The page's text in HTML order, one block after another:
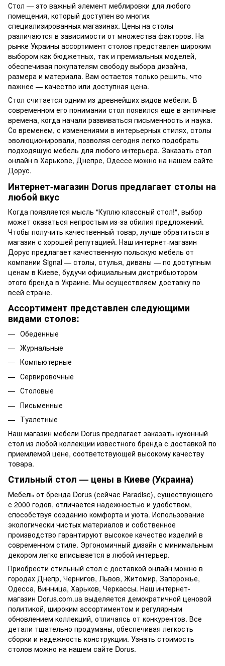
Стол — это важный элемент меблировки для любого
помещения, который доступен во многих
специализированных магазинах. Цены на столы
различаются в зависимости от множества факторов. На
рынке Украины ассортимент столов представлен широким
выбором как бюджетных, так и премиальных моделей,
обеспечивая покупателям свободу выбора дизайна,
размера и материала. Вам остается только решить, что
важнее — качество или доступная цена.
Стол считается одним из древнейших видов мебели. В
современном его понимании стол появился еще в античные
времена, когда начали развиваться письменность и наука.
Со временем, с изменениями в интерьерных стилях, столы
эволюционировали, позволяя сегодня легко подобрать
подходящую мебель для любого интерьера. Заказать стол
онлайн в Харькове, Днепре, Одессе можно на нашем сайте
Дорус.
Интернет-магазин Dorus предлагает столы на
любой вкус
Когда появляется мысль "Куплю классный стол!", выбор
может оказаться непростым из-за обилия предложений.
Чтобы получить качественный товар, лучше обратиться в
магазин с хорошей репутацией. Наш интернет-магазин
Дорус предлагает качественную польскую мебель от
компании Signal — столы, стулья, диваны — по доступным
ценам в Киеве, будучи официальным дистрибьютором
этого бренда в Украине. Мы осуществляем доставку по
всей стране.
Ассортимент представлен следующими
видами столов:
Обеденные
Журнальные
Компьютерные
Сервировочные
Столовые
Письменные
Туалетные
Наш магазин мебели Dorus предлагает заказать кухонный
стол из любой коллекции известного бренда с доставкой по
приемлемой цене, соответствующей высокому качеству
товара.
Стильный стол — цены в Киеве (Украина)
Мебель от бренда Dorus (сейчас Paradise), существующего
с 2000 годов, отличается надежностью и удобством,
способствуя созданию комфорта и уюта. Использование
экологически чистых материалов и собственное
производство гарантируют высокое качество изделий в
современном стиле. Эргономичный дизайн с минимальным
декором легко вписывается в любой интерьер.
Приобрести стильный стол с доставкой онлайн можно в
городах Днепр, Чернигов, Львов, Житомир, Запорожье,
Одесса, Винница, Харьков, Черкассы. Наш интернет-
магазин Dorus.com.ua выделяется демократичной ценовой
политикой, широким ассортиментом и регулярным
обновлением коллекций, отличаясь от конкурентов. Все
детали тщательно продуманы, обеспечивая легкость
сборки и надежность конструкции. Узнать стоимость
столов можно на нашем сайте Dorus.